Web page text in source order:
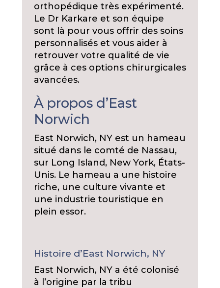
orthopédique très expérimenté.
Le Dr Karkare et son équipe
sont là pour vous offrir des soins
personnalisés et vous aider à
retrouver votre qualité de vie
grâce à ces options chirurgicales
avancées.
À propos d’East
Norwich
East Norwich, NY est un hameau
situé dans le comté de Nassau,
sur Long Island, New York, États-
Unis. Le hameau a une histoire
riche, une culture vivante et
une industrie touristique en
plein essor.
Histoire d’East Norwich, NY
East Norwich, NY a été colonisé
à l’origine par la tribu